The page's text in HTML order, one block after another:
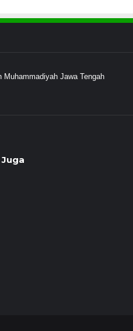
Jawa Tengah